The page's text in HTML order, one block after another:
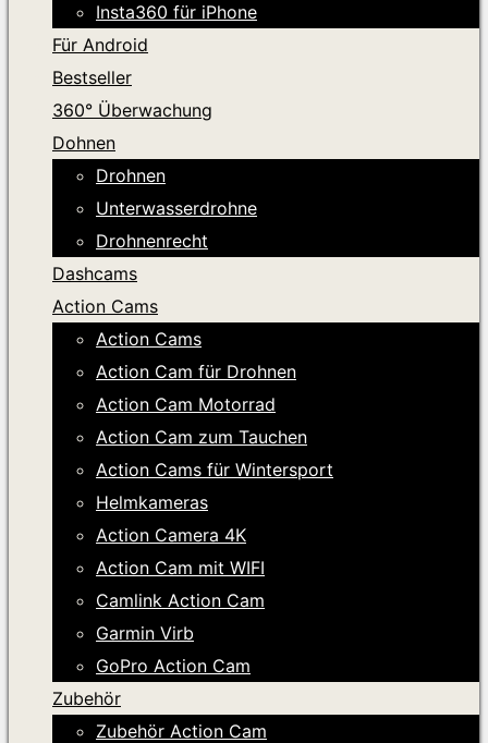
Insta360 für iPhone
Für Android
Bestseller
360° Überwachung
Dohnen
Drohnen
Unterwasserdrohne
Drohnenrecht
Dashcams
Action Cams
Action Cams
Action Cam für Drohnen
Action Cam Motorrad
Action Cam zum Tauchen
Action Cams für Wintersport
Helmkameras
Action Camera 4K
Action Cam mit WIFI
Camlink Action Cam
Garmin Virb
GoPro Action Cam
Zubehör
Zubehör Action Cam